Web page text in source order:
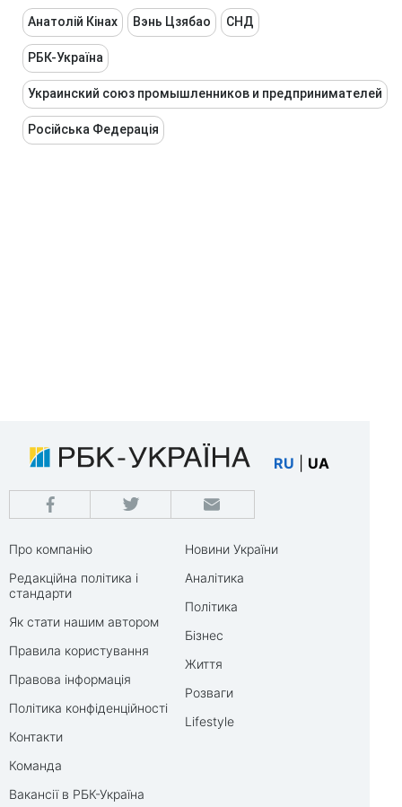
Анатолій Кінах Вэнь Цзябао СНД
РБК-Україна
Украинский союз промышленников и предпринимателей
Російська Федерація
RU UA
Про компанію
Редакційна політика і
стандарти
Як стати нашим автором
Правила користування
Правова інформація
Політика конфіденційності
Контакти
Команда
Вакансії в РБК-Україна
Новини України
Аналітика
Політика
Бізнес
Життя
Розваги
Lifestyle